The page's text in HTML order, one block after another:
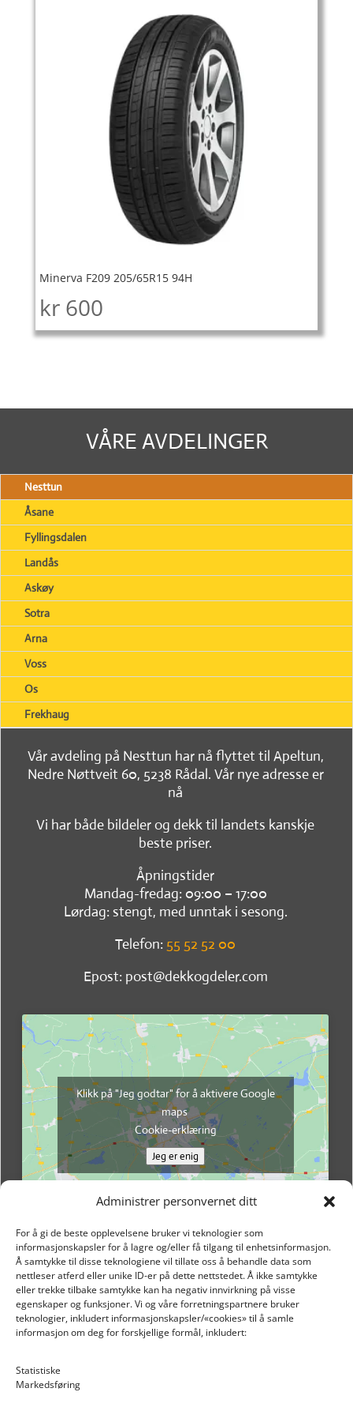
Administrer personvernet ditt
For å gi de beste opplevelsene bruker vi teknologier som
informasjonskapsler for å lagre og/eller få tilgang til enhetsinformasjon.
Å samtykke til disse teknologiene vil tillate oss å behandle data som
nettleser atferd eller unike ID-er på dette nettstedet. Å ikke samtykke
eller trekke tilbake samtykke kan ha negativ innvirkning på visse
egenskaper og funksjoner. Vi og våre forretningspartnere bruker
teknologier, inkludert informasjonskapsler/«cookies» til å samle
informasjon om deg for forskjellige formål, inkludert:
Statistiske
Markedsføring
Minerva F209 205/65R15 94H
kr 600
VÅRE AVDELINGER
Nesttun
Åsane
Fyllingsdalen
Landås
Askøy
Sotra
Arna
Voss
Os
Frekhaug
Vår avdeling på Nesttun har nå flyttet til Apeltun,
Nedre Nøttveit 60, 5238 Rådal. Vår nye adresse er
nå
Vi har både bildeler og dekk til landets kanskje
beste priser.
Åpningstider
Mandag-fredag: 09:00 – 17:00
Lørdag: stengt, med unntak i sesong.
Telefon: 55 52 52 00
Epost: post@dekkogdeler.com
Klikk på "Jeg godtar" for å aktivere Google
maps
Cookie-erklæring
Jeg er enig